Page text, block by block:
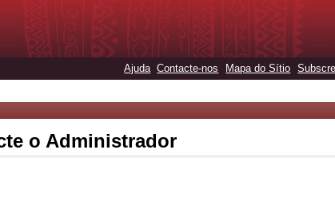
Ajuda Contacte-nos Mapa do Sítio
o Administrador